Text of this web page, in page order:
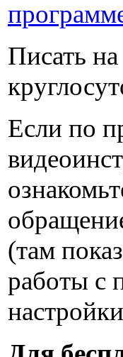
Писать
Если по
(там
работы с